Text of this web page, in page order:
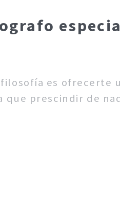
es ofrecerte
que prescindir de